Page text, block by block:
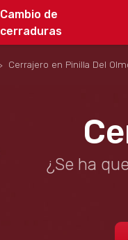
Cambio de
cerraduras
Cerrajero en Pinilla Del
¿Se ha